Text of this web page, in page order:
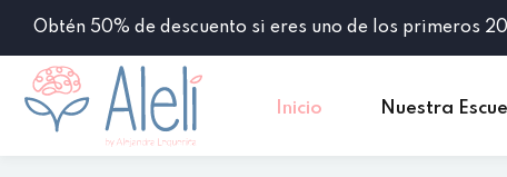
Obtén 50% de descuento si eres uno de los primeros
Inicio Nuestra